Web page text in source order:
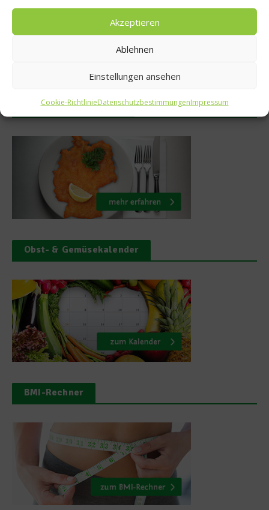
Akzeptieren
Ablehnen
Einstellungen ansehen
Cookie-RichtlinieDatenschutzbestimmungenImpressum
von
Was isst Deutschland
Obst- & Gemüsekalender
BMI-Rechner